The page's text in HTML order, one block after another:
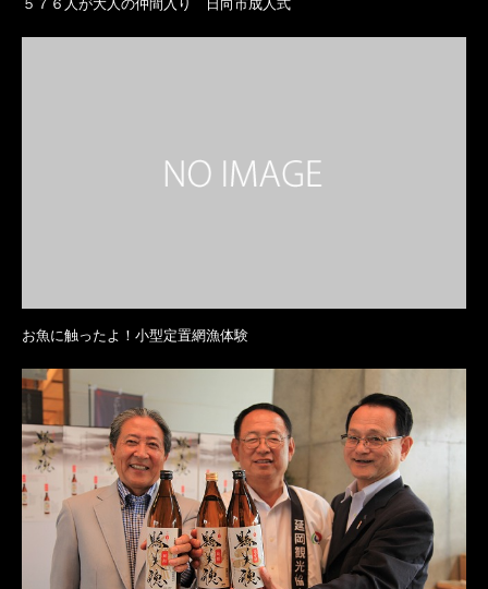
５７６人が大人の仲間入り 日向市成人式
お魚に触ったよ！小型定置網漁体験